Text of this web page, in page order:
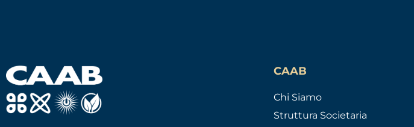
CAAB
Chi Siamo
Struttura Societaria